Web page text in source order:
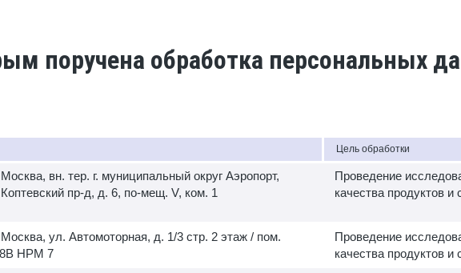
поручена обработка персональных
Цель обработки
Москва, вн. тер. г. муниципальный округ Аэропорт,
пр-д, д. 6, по-мещ. V, ком. 1
Проведение
качества продуктов
Москва, ул. Автомоторная, д. 1/3 стр. 2 этаж / пом.
НРМ 7
Проведение
качества продуктов и